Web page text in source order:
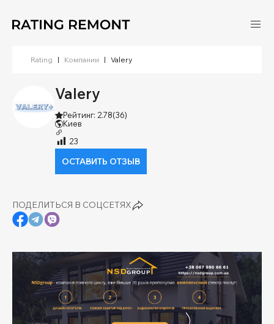
Rating | Компании | Valery
Valery
Рейтинг: 2.78(36)
Киев
23
ОСТАВИТЬ ОТЗЫВ
ПОДЕЛИТЬСЯ В СОЦСЕТЯХ